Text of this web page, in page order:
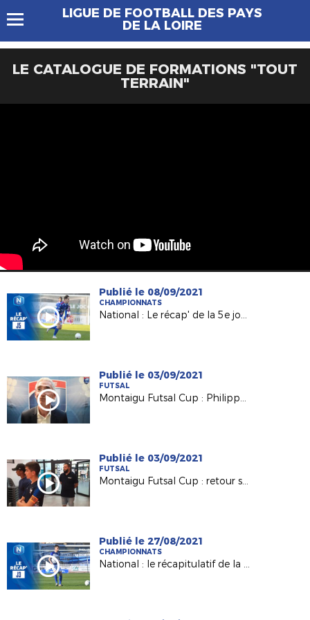
LIGUE DE FOOTBALL DES PAYS
DE LA LOIRE
LE CATALOGUE DE FORMATIONS "TOUT
TERRAIN"
Publié le 08/09/2021
CHAMPIONNATS
National : Le récap' de la 5e journée
Publié le 03/09/2021
FUTSAL
Montaigu Futsal Cup : Philippe Lafrique (FFF) heureux de cette 3e édition
Publié le 03/09/2021
FUTSAL
Montaigu Futsal Cup : retour sur la 3e édition
Publié le 27/08/2021
CHAMPIONNATS
National : le récapitulatif de la 3e journée !